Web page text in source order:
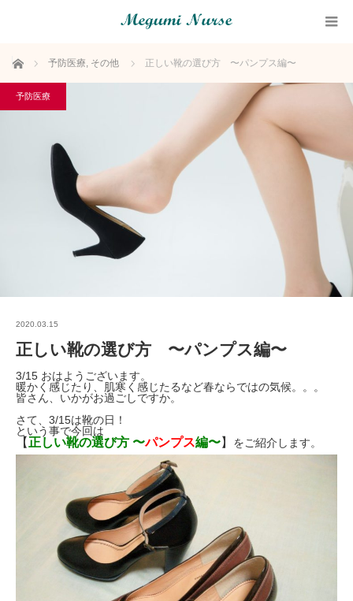
ホーム 予防医療, その他 正しい靴の選び方 〜パンプス編〜
予防医療
2020.03.15
正しい靴の選び方 〜パンプス編〜
3/15 おはようございます。
暖かく感じたり、肌寒く感じたるなど春ならではの気候。。。
皆さん、いかがお過ごしですか。
さて、3/15は靴の日！
という事で今回は
【 正しい靴の選び方 〜パンプス編〜】 をご紹介します。